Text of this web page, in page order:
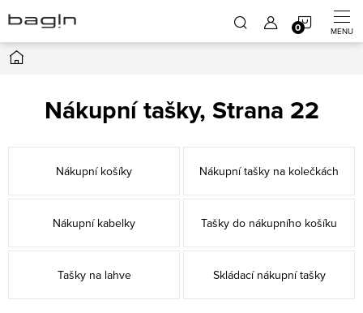
na
obsah
Domů
Nákupní tašky, Strana 22
Nákupní košíky Nákupní tašky na kolečkách
Nákupní kabelky Tašky do nákupního košíku
Tašky na lahve Skládací nákupní tašky